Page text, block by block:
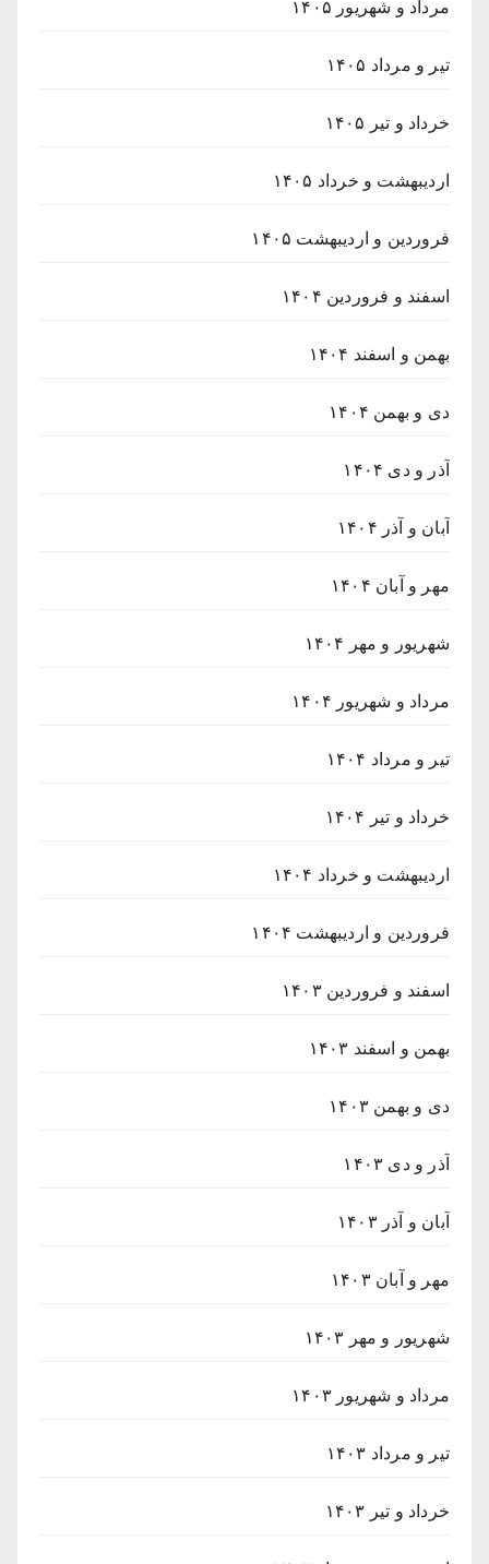
مرداد و شهریور ۱۴۰۵
تیر و مرداد ۱۴۰۵
خرداد و تیر ۱۴۰۵
اردیبهشت و خرداد ۱۴۰۵
فروردین و اردیبهشت ۱۴۰۵
اسفند و فروردین ۱۴۰۴
بهمن و اسفند ۱۴۰۴
دی و بهمن ۱۴۰۴
آذر و دی ۱۴۰۴
آبان و آذر ۱۴۰۴
مهر و آبان ۱۴۰۴
شهریور و مهر ۱۴۰۴
مرداد و شهریور ۱۴۰۴
تیر و مرداد ۱۴۰۴
خرداد و تیر ۱۴۰۴
اردیبهشت و خرداد ۱۴۰۴
فروردین و اردیبهشت ۱۴۰۴
اسفند و فروردین ۱۴۰۳
بهمن و اسفند ۱۴۰۳
دی و بهمن ۱۴۰۳
آذر و دی ۱۴۰۳
آبان و آذر ۱۴۰۳
مهر و آبان ۱۴۰۳
شهریور و مهر ۱۴۰۳
مرداد و شهریور ۱۴۰۳
تیر و مرداد ۱۴۰۳
خرداد و تیر ۱۴۰۳